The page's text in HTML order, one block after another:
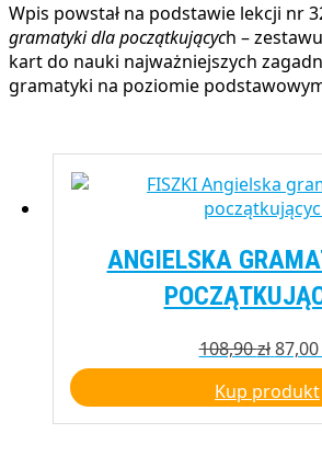
Wpis powstał na podstawie lekcji nr
gramatyki dla początkujących –
kart do nauki najważniejszych
gramatyki na poziomie
ANGIELSKA
108,90zł
cena
87,00
Kup produkt